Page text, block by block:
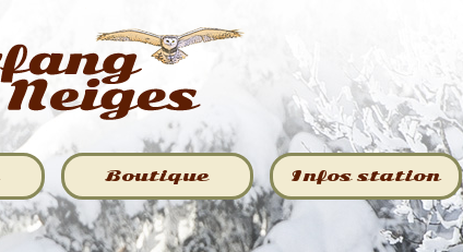
Boutique Infos station